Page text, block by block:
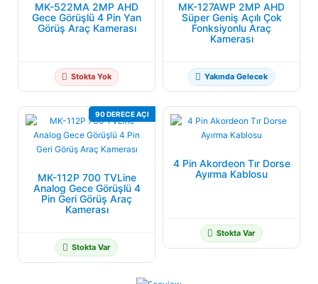
MK-522MA 2MP AHD
Gece Görüşlü 4 Pin Yan
Görüş Araç Kamerası
Stokta Yok
MK-127AWP 2MP AHD
Süper Geniş Açılı Çok
Fonksiyonlu Araç
Kamerası
Yakında Gelecek
90 DERECE AÇI
MK-112P 700 TVLine
Analog Gece Görüşlü 4
Pin Geri Görüş Araç
Kamerası
Stokta Var
4 Pin Akordeon Tır Dorse
Ayırma Kablosu
Stokta Var